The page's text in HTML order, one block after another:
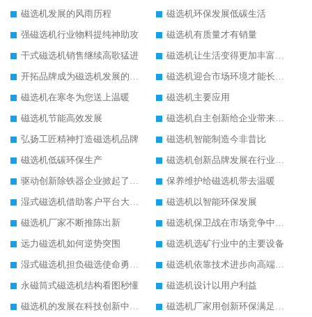
磁选机发展的风雨历程
磁选机环保发展低碳生活
强磁选机行业物料提纯神助攻
磁选机有质量才有销量
干式磁选机销售继续高歌猛进
磁选机让生活变得更加丰富多彩
开拓品牌成为磁选机发展的有效武器
磁选机迎合市场环境才能长远发展
磁选机在寒冬为您送上温暖
磁选机主要应用
磁选机节能高效发展
磁选机自主创新给企业带来了阳光
弘扬工匠精神打造磁选机品牌
磁选机智能制造今非昔比
磁选机低碳环保生产
磁选机创新品牌发展在行业的顶端
驱动创新除铁器企业掀起了发展风暴
保养维护给磁选机带去温暖
湿式磁选机借助客户平台大放异彩
磁选机以智能环保发展
磁选机厂家不断推陈出新
磁选机保卫战在市场竞争中打响
远力磁选机如何逆势突围
磁选机选矿行业中的主要设备
湿式磁选机担负磁选使命勇往直前
磁选机依靠技术进步向高端转型
永磁筒式磁选机结构看图秒懂
磁选机设计以用户利益
磁选机的发展在科技创新中成为焦点
磁选机厂家用创新环保满足市发展